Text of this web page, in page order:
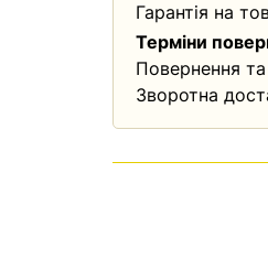
Гарантія на
Терміни
Повернення
Зворотна